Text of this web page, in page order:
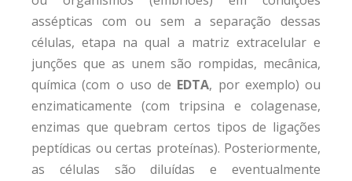
assépticas com ou sem a separação dessas
células, etapa na qual a matriz extracelular e
junções que as unem são rompidas, mecânica,
química (com o uso de EDTA, por exemplo) ou
enzimaticamente (com tripsina e colagenase,
enzimas que quebram certos tipos de ligações
peptídicas ou certas proteínas). Posteriormente,
as células são diluídas e eventualmente